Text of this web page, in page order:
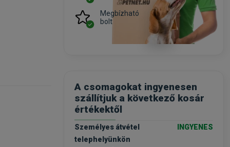
Megbízható
bolt
A csomagokat ingyenesen
szállítjuk a következő kosár
értékektől
Személyes átvétel
telephelyünkön
INGYENES